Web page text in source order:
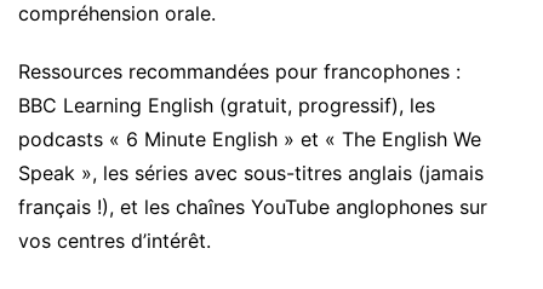
compréhension orale.
Ressources recommandées pour francophones :
BBC Learning English (gratuit, progressif), les
podcasts « 6 Minute English » et « The English We
Speak », les séries avec sous-titres anglais (jamais
français !), et les chaînes YouTube anglophones sur
vos centres d’intérêt.